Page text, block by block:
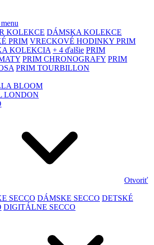
KOLEKCE DÁMSKA KOLEKCE
PRIM VRECKOVÉ HODINKY PRIM
KOLEKCIA + 4 ďalšie PRIM
PRIM CHRONOGRAFY PRIM
PRIM TOURBILLON
BLOOM
LONDON
Otvoriť
SECCO DÁMSKE SECCO DETSKÉ
DIGITÁLNE SECCO